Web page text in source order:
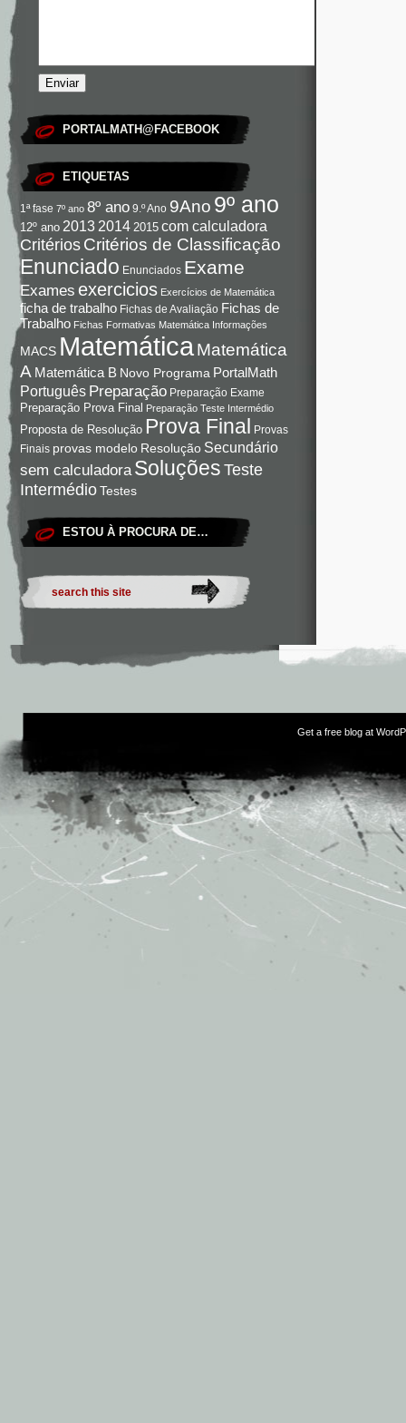
PORTALMATH@FACEBOOK
ETIQUETAS
1ª fase 7º ano 8º ano 9.º Ano 9Ano 9º ano
12º ano 2013 2014 2015 com calculadora
Critérios Critérios de Classificação
Enunciado Enunciados Exame
Exames exercicios Exercícios de Matemática
ficha de trabalho Fichas de Avaliação Fichas de
Trabalho Fichas Formativas Matemática Informações
MACS Matemática Matemática
A Matemática B Novo Programa PortalMath
Português Preparação Preparação Exame
Preparação Prova Final Preparação Teste Intermédio
Proposta de Resolução Prova Final Provas
Finais provas modelo Resolução Secundário
sem calculadora Soluções Teste
IntermédioTestes
ESTOU À PROCURA DE…
Get a free blog at